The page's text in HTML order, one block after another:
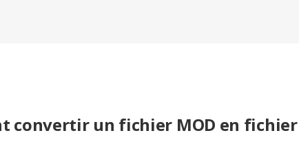
convertir un fichier MOD en fichier